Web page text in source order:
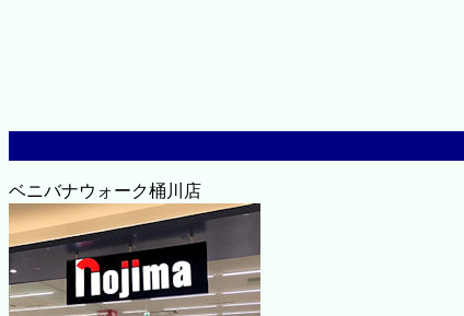
ベニバナウォーク桶川店